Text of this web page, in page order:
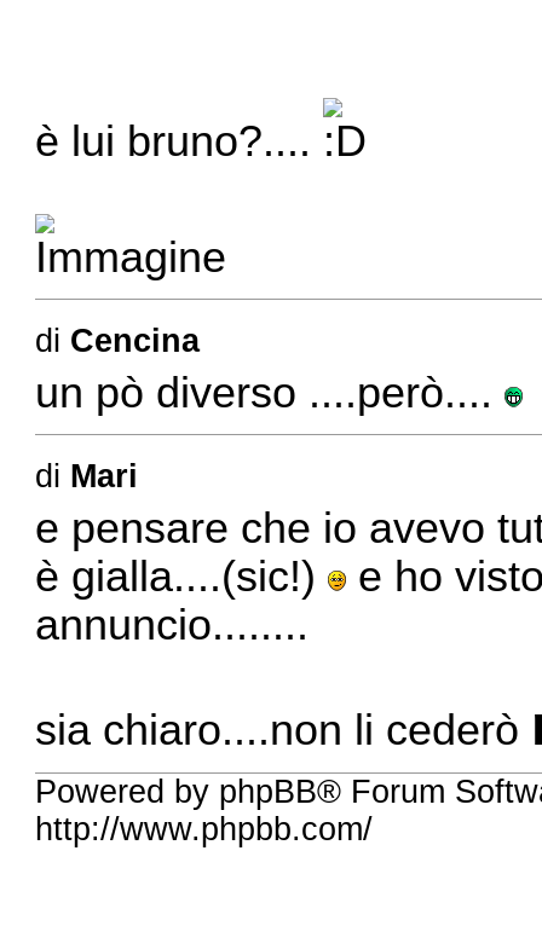
è lui bruno?....
di Cencina
un pò diverso ....però....
di Mari
e pensare che io avevo
è gialla....(sic!)
e ho
annuncio........
sia chiaro....non li cederò
Powered by phpBB® Forum
http://www.phpbb.com/